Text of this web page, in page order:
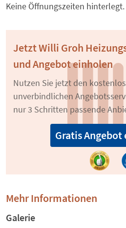
Keine Öffnungszeiten hinterlegt.
Jetzt Willi Groh
und Angebot einholen
Nutzen Sie jetzt den
unverbindlichen
nur 3 Schritten passende
Gratis
Mehr Informationen
Galerie